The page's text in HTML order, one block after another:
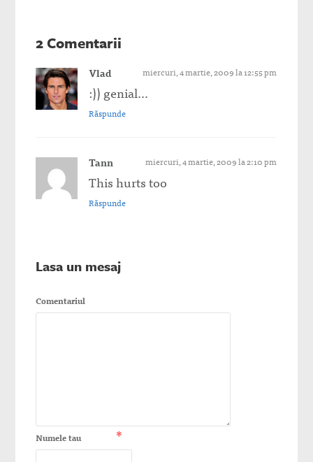
2 Comentarii
Vlad miercuri, 4 martie, 2009 la 12:55 pm
:)) genial…
Răspunde
Tann miercuri, 4 martie, 2009 la 2:10 pm
This hurts too
Răspunde
Lasa un mesaj
Comentariul
Numele tau *